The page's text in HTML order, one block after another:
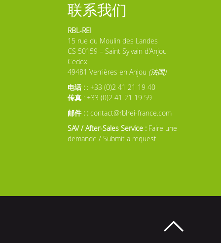
联系我们
RBL-REI
15 rue du Moulin des Landes
CS 50159 – Saint Sylvain d'Anjou
Cedex
49481 Verrières en Anjou (法国)
电话 : : +33 (0)2 41 21 19 40
传真 : +33 (0)2 41 21 19 59
邮件 : : contact@rblrei-france.com
SAV / After-Sales Service : Faire une
demande / Submit a request